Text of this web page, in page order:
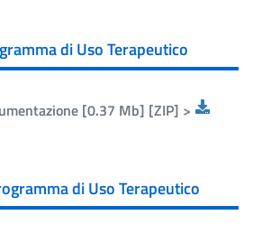
di Uso Terapeutico
[0.37 Mb] [ZIP] >
di Uso Terapeutico